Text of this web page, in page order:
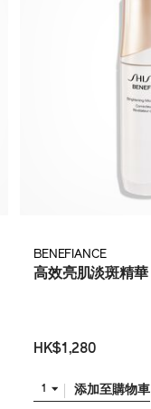
BENEFIANCE
高效亮肌淡斑精華
HK$1,280
1 添加至購物車